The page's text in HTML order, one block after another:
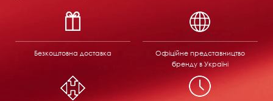
Безкоштовна доставка
Офіційне представництво
бренду в Україні